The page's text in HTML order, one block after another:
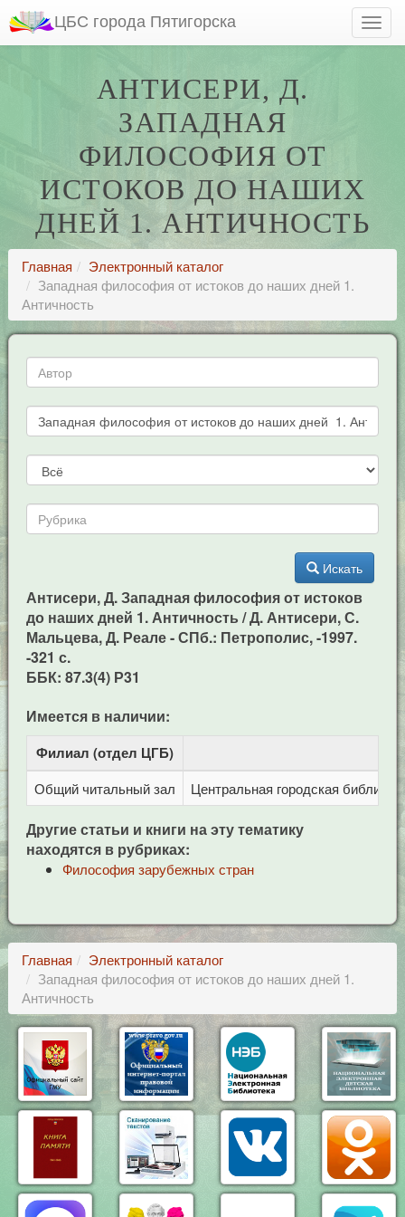
ЦБС города Пятигорска
АНТИСЕРИ, Д.
ЗАПАДНАЯ
ФИЛОСОФИЯ ОТ
ИСТОКОВ ДО НАШИХ
ДНЕЙ 1. АНТИЧНОСТЬ
Главная
Электронный каталог
Западная философия от истоков до наших дней 1.
Античность
Искать
Антисери, Д. Западная философия от истоков
до наших дней 1. Античность / Д. Антисери, С.
Мальцева, Д. Реале - СПб.: Петрополис, -1997.
-321 с.
ББК: 87.3(4) Р31
Имеется в наличии:
Филиал (отдел ЦГБ)
Общий читальный зал Центральная городская
Другие статьи и книги на эту тематику
находятся в рубриках:
Философия зарубежных стран
Главная
Электронный каталог
Западная философия от истоков до наших дней 1.
Античность